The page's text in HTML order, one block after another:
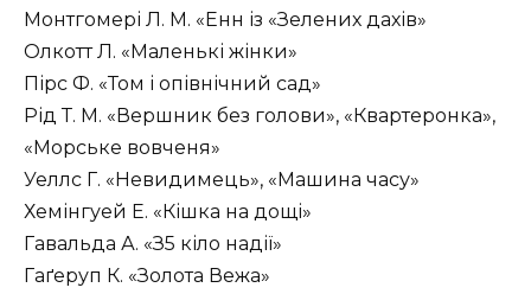
Монтгомері Л. М. «Енн із «Зелених дахів»
Олкотт Л. «Маленькі жінки»
Пірс Ф. «Том і опівнічний сад»
Рід Т. М. «Вершник без голови», «Квартеронка»,
«Морське вовченя»
Уеллс Г. «Невидимець», «Машина часу»
Хемінгуей Е. «Кішка на дощі»
Гавальда А. «З5 кіло надії»
Гаґеруп К. «Золота Вежа»